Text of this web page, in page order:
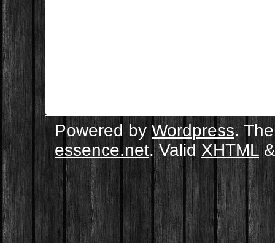
Powered by Wordpress.
essence.net. ValidXHTML